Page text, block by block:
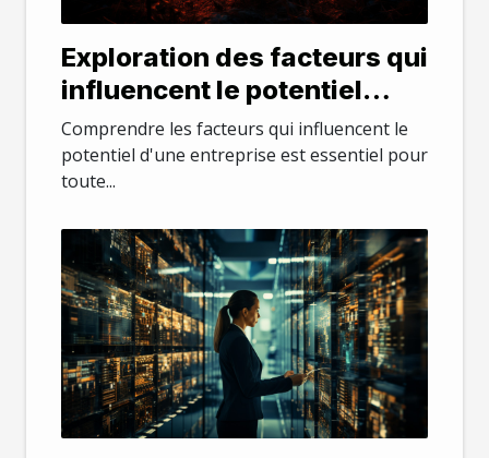
Exploration des facteurs qui
influencent le potentiel
d'une entreprise
Comprendre les facteurs qui influencent le
potentiel d'une entreprise est essentiel pour
toute...